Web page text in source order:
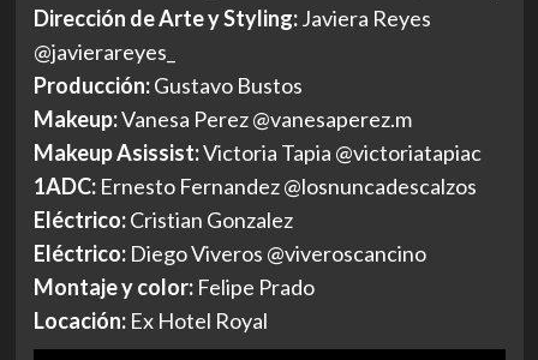
Dirección de Arte y Styling:Javiera Reyes
@javierareyes_
Producción:Gustavo Bustos
Makeup:Vanesa Perez @vanesaperez.m
Makeup Asissist:Victoria Tapia @victoriatapiac
1ADC:Ernesto Fernandez @losnuncadescalzos
Eléctrico:Cristian Gonzalez
Eléctrico:Diego Viveros @viveroscancino
Montaje y color:Felipe Prado
Locación:Ex Hotel Royal